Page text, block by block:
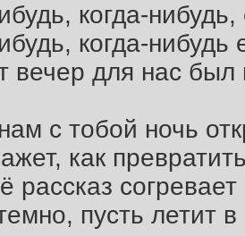
когда-
когда-
вечеp для нас
с тобой ночь
как
pассказ согpевает
пусть летит в